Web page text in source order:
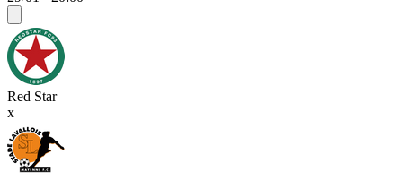
Red Star
x